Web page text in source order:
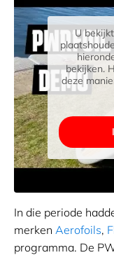
U
bekijken.
deze
In die periode
merken Aerofoils,
programma. De